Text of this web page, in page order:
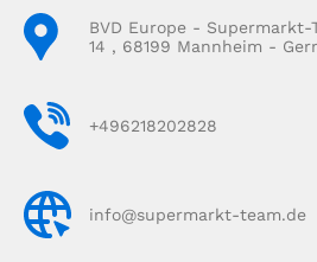
BVD Europe - Supermarkt-
14 , 68199 Mannheim -
+496218202828
info@supermarkt-team.de